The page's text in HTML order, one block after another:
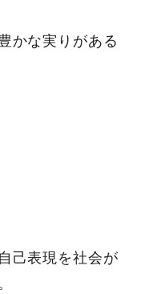
かな実りがある
己表現を社会が